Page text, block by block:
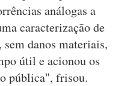
análogas a
caracterização de
danos materiais,
útil e acionou os
pública", frisou.